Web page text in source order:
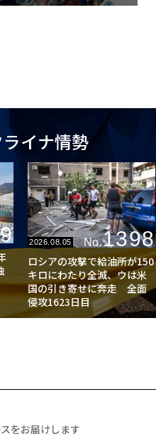
イナ情勢
2026.08.05 No.1398
ロシアの攻撃で給油所が150
キロにわたり全滅、ウは米
国の引き寄せに奔走 全面
侵攻1623日目
をお届けします